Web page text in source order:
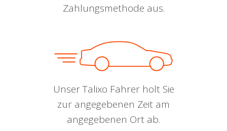
Zahlungsmethode aus.
Unser Talixo Fahrer holt Sie
zur angegebenen Zeit am
angegebenen Ort ab.